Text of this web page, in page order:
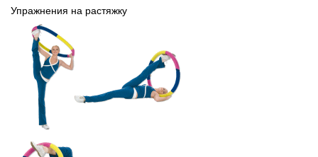
Упражнения на растяжку